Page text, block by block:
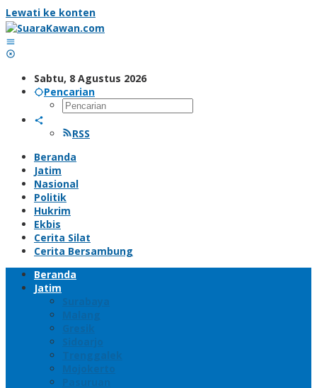
Lewati ke konten
Sabtu, 8 Agustus 2026
Pencarian
RSS
Beranda
Jatim
Nasional
Politik
Hukrim
Ekbis
Cerita Silat
Cerita Bersambung
Beranda
Jatim
Surabaya
Malang
Gresik
Sidoarjo
Trenggalek
Mojokerto
Pasuruan